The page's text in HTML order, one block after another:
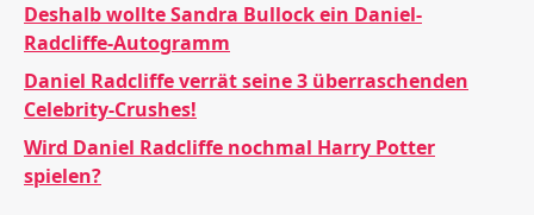
Deshalb wollte Sandra Bullock ein Daniel-
Radcliffe-Autogramm
Daniel Radcliffe verrät seine 3 überraschenden
Celebrity-Crushes!
Wird Daniel Radcliffe nochmal Harry Potter
spielen?